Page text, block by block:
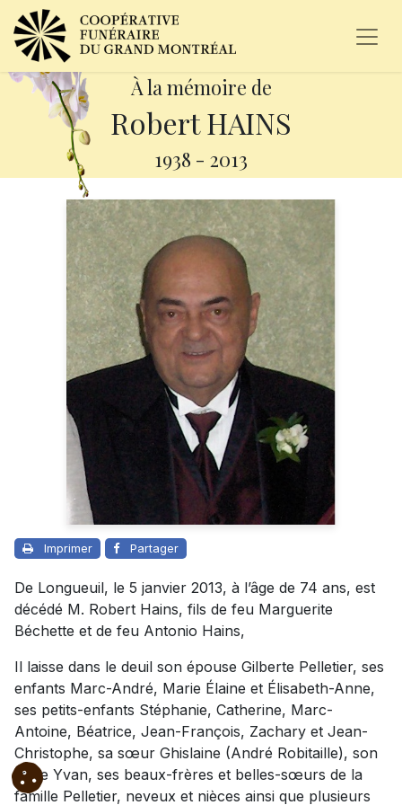
À la mémoire de
Robert HAINS
1938 - 2013
Imprimer Partager
De Longueuil, le 5 janvier 2013, à l’âge de 74 ans, est
décédé M. Robert Hains, fils de feu Marguerite
Béchette et de feu Antonio Hains,
Il laisse dans le deuil son épouse Gilberte Pelletier, ses
enfants Marc-André, Marie Élaine et Élisabeth-Anne,
ses petits-enfants Stéphanie, Catherine, Marc-
Antoine, Béatrice, Jean-François, Zachary et Jean-
Christophe, sa sœur Ghislaine (André Robitaille), son
frère Yvan, ses beaux-frères et belles-sœurs de la
famille Pelletier, neveux et nièces ainsi que plusieurs